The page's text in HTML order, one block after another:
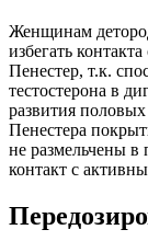
Женщинам
избегать
Пенестер, т.к.
тестостерона в
развития
Пенестера
не размельчены в
контакт с